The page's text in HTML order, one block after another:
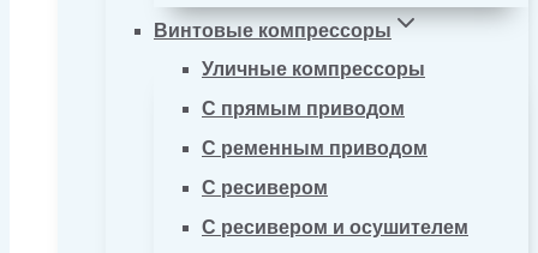
Винтовые компрессоры
Уличные компрессоры
С прямым приводом
С ременным приводом
С ресивером
С ресивером и осушителем